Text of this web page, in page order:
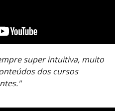
super intuitiva, muito
dos cursos